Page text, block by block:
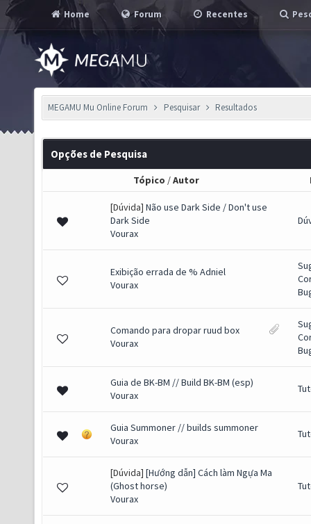
Home Forum Recentes
MEGAMU Mu Online Forum Pesquisar Resultados
Opções de Pesquisa
Tópico /Autor
[Dúvida] Não use Dark Side / Don't use
Dark Side
Vourax
Exibição errada de % Adniel
Vourax
Comando para dropar ruud box
Vourax
Guia de BK-BM // Build BK-BM (esp)
Vourax
Guia Summoner // builds summoner
Vourax
[Dúvida] [Hướng dẫn] Cách làm Ngựa Ma
(Ghost horse)
Vourax